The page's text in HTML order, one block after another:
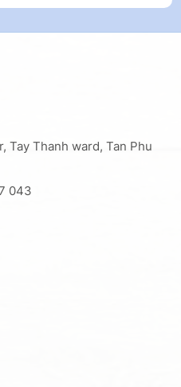
Tay Thanh ward, Tan Phu
043